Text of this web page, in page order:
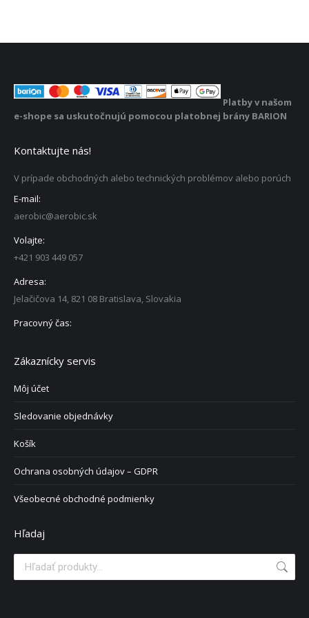
Platby v našom
e-shope sa uskutočnujú pomocou platobnej brány BARION
Kontaktujte nás!
V prípade obchodných alebo technických problémov alebo porúch
E-mail:
aerobic@aerobic.sk
Volajte:
+421 903 449 057
Adresa:
Jelačičova 14, 821 08 Bratislava, Slovakia
Pracovný čas:
Zákaznícky servis
Môj účet
Sledovanie objednávky
Košík
Ochrana osobných údajov – GDPR
Všeobecné obchodné podmienky
Hľadaj